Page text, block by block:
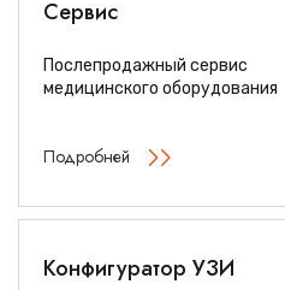
Сервис
Послепродажный сервис
медицинского оборудования
Подробней
Конфигуратор УЗИ